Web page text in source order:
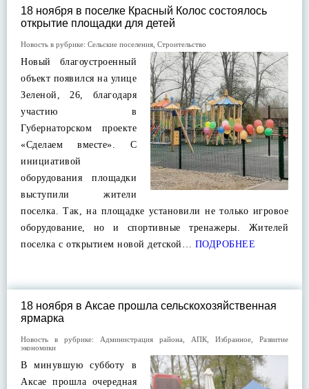
18 ноября в поселке Красный Колос состоялось
открытие площадки для детей
Новость в рубрике: Сельские поселения Строительство
Новый благоустроенный
объект появился на улице
Зеленой, 26, благодаря
участию в
Губернаторском проекте
«Сделаем вместе». С
инициативой
оборудования площадки
выступили жители
поселка. Так, на площадке установили не только игровое
оборудование, но и спортивные тренажеры. Жителей
поселка с открытием новой детской… ПОДРОБНЕЕ
18 ноября в Аксае прошла сельскохозяйственная
ярмарка
Новость в рубрике: Администрация района АПК Избранное
Развитие
экономики
В минувшую субботу в
Аксае прошла очередная